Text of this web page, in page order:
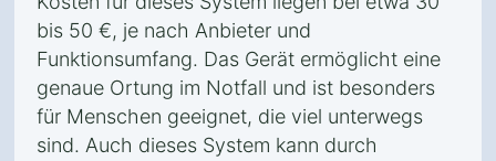
bis 50 €, je nach Anbieter und
Funktionsumfang. Das Gerät ermöglicht eine
genaue Ortung im Notfall und ist besonders
für Menschen geeignet, die viel unterwegs
sind. Auch dieses System kann durch